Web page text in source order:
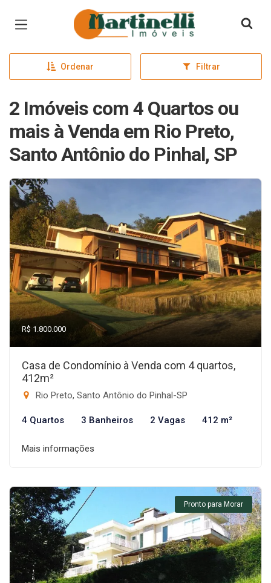
Página inicial
Ordenar Filtrar
2 Imóveis com 4 Quartos ou
mais à Venda em Rio Preto,
Santo Antônio do Pinhal, SP
R$ 1.800.000
Casa de Condomínio à Venda com 4 quartos,
412m²
Rio Preto, Santo Antônio do Pinhal-SP
4 Quartos 3 Banheiros 2 Vagas 412 m²
Mais informações
Pronto para Morar